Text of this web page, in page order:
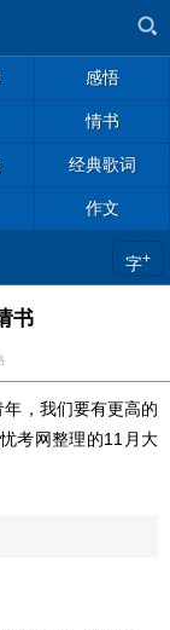
感悟
情书
经典歌词
作文
字+
书
，我们要有更高的
考网整理的11月大